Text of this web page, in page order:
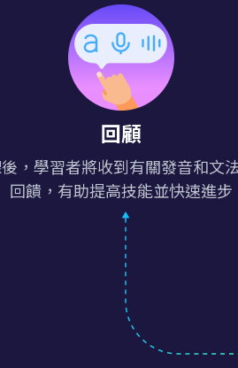
回顧
，學習者將收到有關發音和文
回饋，有助提高技能並快速進步